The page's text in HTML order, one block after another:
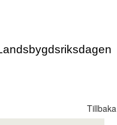
Tillbaka